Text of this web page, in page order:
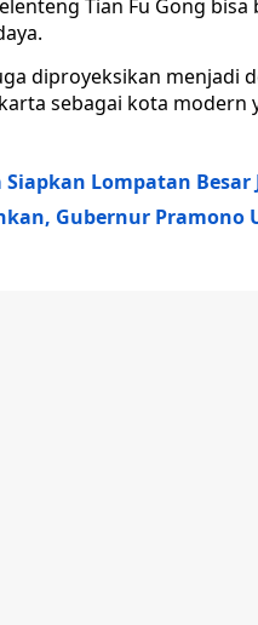
Tian Fu Gong
diproyeksikan menjadi
sebagai kota
Siapkan Lompatan
Gubernur